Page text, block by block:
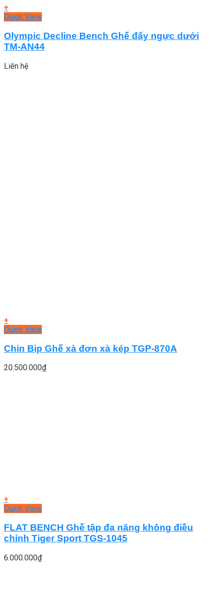
+
Quick View
Olympic Decline Bench Ghế đẩy ngực dưới
TM-AN44
Liên hệ
+
Quick View
Chin Bip Ghế xà đơn xà kép TGP-870A
20.500.000₫
+
Quick View
FLAT BENCH Ghế tập đa năng không điều
chỉnh Tiger Sport TGS-1045
6.000.000₫